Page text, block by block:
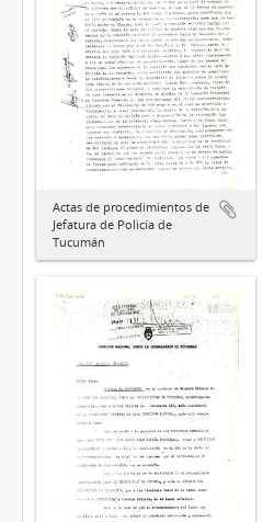
Actas de procedimientos de
Jefatura de Policía de
Tucumán